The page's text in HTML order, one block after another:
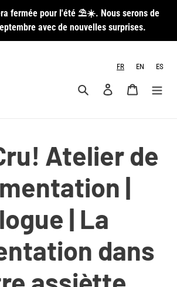
fermée pour l'été ⛱️☀️. Nous serons de
avec de nouvelles surprises.
FR EN ES
RechercherSe connecter
Panier
Atelier de
|
| La
dans